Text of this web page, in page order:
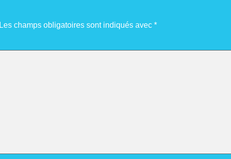
Les champs obligatoires sont indiqués avec *